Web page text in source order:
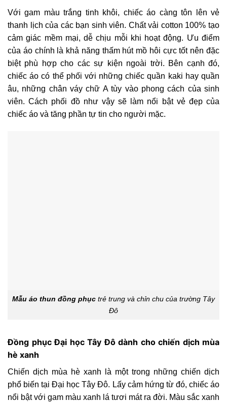
Với gam màu trắng tinh khôi, chiếc áo càng tôn lên vẻ
thanh lịch của các bạn sinh viên. Chất vải cotton 100% tạo
cảm giác mềm mại, dễ chịu mỗi khi hoạt động. Ưu điểm
của áo chính là khả năng thấm hút mồ hôi cực tốt nên đặc
biệt phù hợp cho các sự kiện ngoài trời. Bên cạnh đó,
chiếc áo có thể phối với những chiếc quần kaki hay quần
âu, những chân váy chữ A tùy vào phong cách của sinh
viên. Cách phối đồ như vậy sẽ làm nổi bật vẻ đẹp của
chiếc áo và tăng phần tự tin cho người mặc.
Mẫu áo thun đồng phục trẻ trung và chỉn chu của trường Tây
Đô
Đồng phục Đại học Tây Đô dành cho chiến dịch mùa
hè xanh
Chiến dịch mùa hè xanh là một trong những chiến dịch
phổ biến tại Đại học Tây Đô. Lấy cảm hứng từ đó, chiếc áo
nổi bật với gam màu xanh lá tươi mát ra đời. Màu sắc xanh